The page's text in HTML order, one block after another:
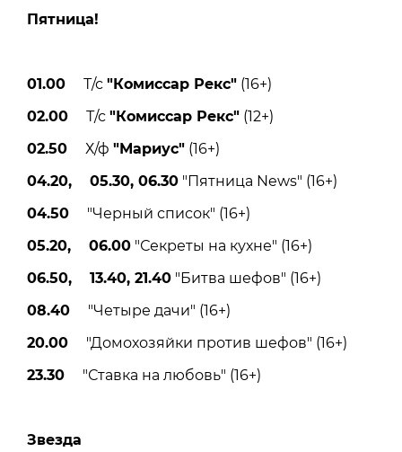
Пятницa!
01.00 Т/с "Комиссар Рекс" (16+)
02.00 Т/с "Комиссар Рекс" (12+)
02.50 Х/ф "Мариус" (16+)
04.20, 05.30, 06.30 "Пятница News" (16+)
04.50 "Черный список" (16+)
05.20, 06.00 "Секреты на кухне" (16+)
06.50, 13.40, 21.40 "Битва шефов" (16+)
08.40 "Четыре дачи" (16+)
20.00 "Домохозяйки против шефов" (16+)
23.30 "Ставка на любовь" (16+)
Звезда